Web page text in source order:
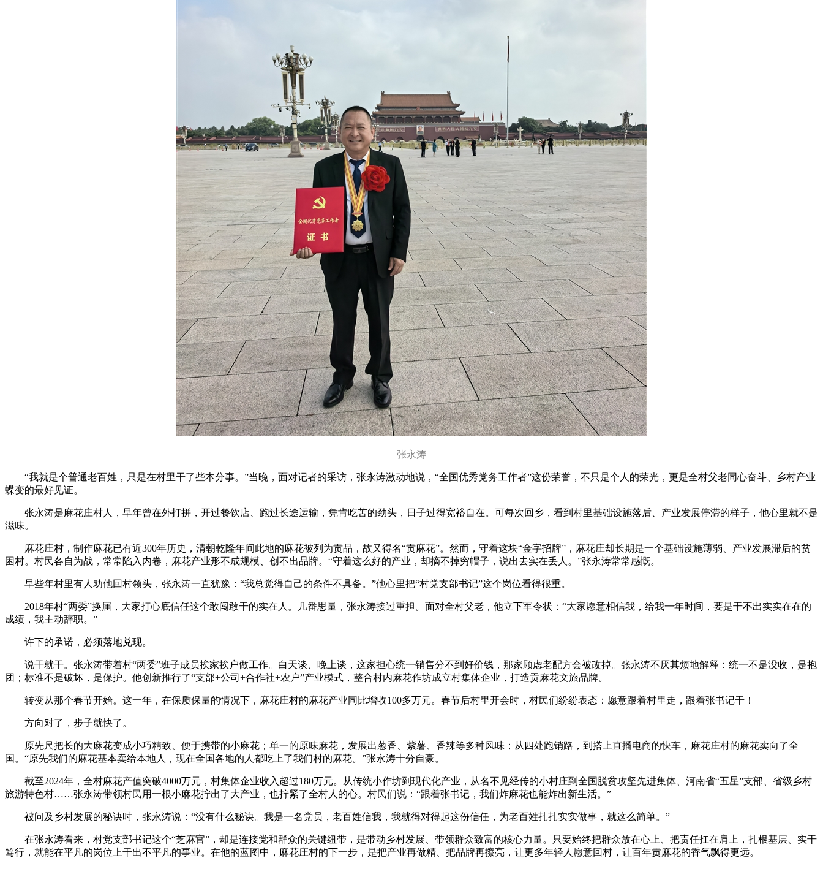
张永涛
“我就是个普通老百姓，只是在村里干了些本分事。”当晚，面对记者的采访，张永涛激动地说，“全国优秀党务工作者”这份荣誉，不只是个人的荣光，更是全村父老同心奋斗、乡村产业
蝶变的最好见证。
张永涛是麻花庄村人，早年曾在外打拼，开过餐饮店、跑过长途运输，凭肯吃苦的劲头，日子过得宽裕自在。可每次回乡，看到村里基础设施落后、产业发展停滞的样子，他心里就不是
滋味。
麻花庄村，制作麻花已有近300年历史，清朝乾隆年间此地的麻花被列为贡品，故又得名“贡麻花”。然而，守着这块“金字招牌”，麻花庄却长期是一个基础设施薄弱、产业发展滞后的贫
困村。村民各自为战，常常陷入内卷，麻花产业形不成规模、创不出品牌。“守着这么好的产业，却摘不掉穷帽子，说出去实在丢人。”张永涛常常感慨。
早些年村里有人劝他回村领头，张永涛一直犹豫：“我总觉得自己的条件不具备。”他心里把“村党支部书记”这个岗位看得很重。
2018年村“两委”换届，大家打心底信任这个敢闯敢干的实在人。几番思量，张永涛接过重担。面对全村父老，他立下军令状：“大家愿意相信我，给我一年时间，要是干不出实实在在的
成绩，我主动辞职。”
许下的承诺，必须落地兑现。
说干就干。张永涛带着村“两委”班子成员挨家挨户做工作。白天谈、晚上谈，这家担心统一销售分不到好价钱，那家顾虑老配方会被改掉。张永涛不厌其烦地解释：统一不是没收，是抱
团；标准不是破坏，是保护。他创新推行了“支部+公司+合作社+农户”产业模式，整合村内麻花作坊成立村集体企业，打造贡麻花文旅品牌。
转变从那个春节开始。这一年，在保质保量的情况下，麻花庄村的麻花产业同比增收100多万元。春节后村里开会时，村民们纷纷表态：愿意跟着村里走，跟着张书记干！
方向对了，步子就快了。
原先尺把长的大麻花变成小巧精致、便于携带的小麻花；单一的原味麻花，发展出葱香、紫薯、香辣等多种风味；从四处跑销路，到搭上直播电商的快车，麻花庄村的麻花卖向了全
国。“原先我们的麻花基本卖给本地人，现在全国各地的人都吃上了我们村的麻花。”张永涛十分自豪。
截至2024年，全村麻花产值突破4000万元，村集体企业收入超过180万元。从传统小作坊到现代化产业，从名不见经传的小村庄到全国脱贫攻坚先进集体、河南省“五星”支部、省级乡村
旅游特色村……张永涛带领村民用一根小麻花拧出了大产业，也拧紧了全村人的心。村民们说：“跟着张书记，我们炸麻花也能炸出新生活。”
被问及乡村发展的秘诀时，张永涛说：“没有什么秘诀。我是一名党员，老百姓信我，我就得对得起这份信任，为老百姓扎扎实实做事，就这么简单。”
在张永涛看来，村党支部书记这个“芝麻官”，却是连接党和群众的关键纽带，是带动乡村发展、带领群众致富的核心力量。只要始终把群众放在心上、把责任扛在肩上，扎根基层、实干
笃行，就能在平凡的岗位上干出不平凡的事业。在他的蓝图中，麻花庄村的下一步，是把产业再做精、把品牌再擦亮，让更多年轻人愿意回村，让百年贡麻花的香气飘得更远。